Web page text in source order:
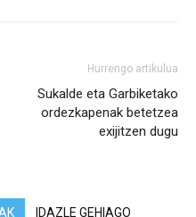
Hurrengo artikulua
Sukalde eta Garbiketako
ordezkapenak betetzea
exijitzen dugu
IDAZLE GEHIAGO